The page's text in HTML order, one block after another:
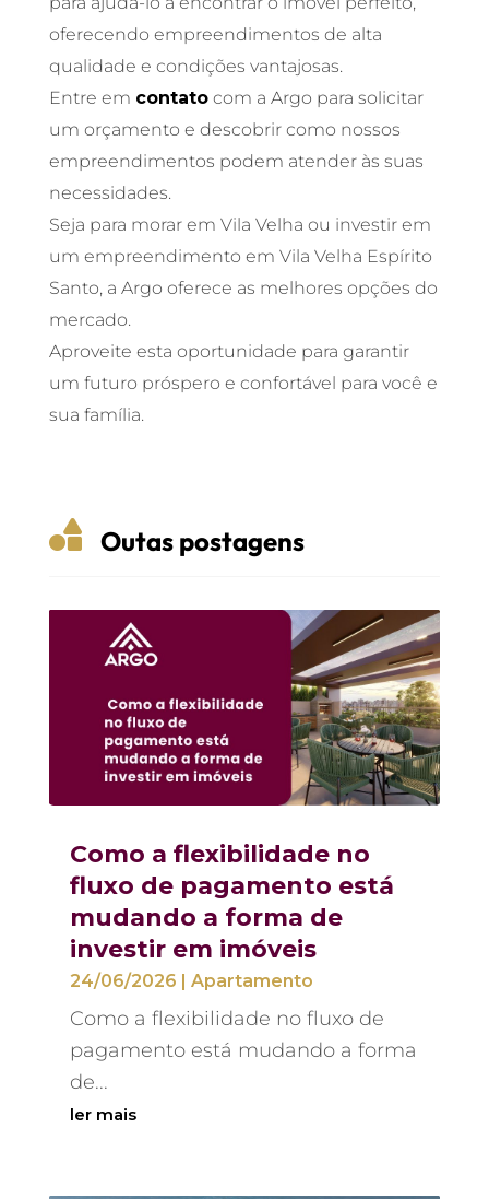
oferecendo empreendimentos de alta
qualidade e condições vantajosas.
Entre em contatocom a Argo para solicitar
um orçamento e descobrir como nossos
empreendimentos podem atender às suas
necessidades.
Seja para morar em Vila Velha ou investir em
um empreendimento em Vila Velha Espírito
Santo, a Argo oferece as melhores opções do
mercado.
Aproveite esta oportunidade para garantir
um futuro próspero e confortável para você e
sua família.
 Outas postagens
Como a flexibilidade no
fluxo de pagamento está
mudando a forma de
investir em imóveis
24/06/2026 | Apartamento
Como a flexibilidade no fluxo de
pagamento está mudando a forma
de...
ler mais